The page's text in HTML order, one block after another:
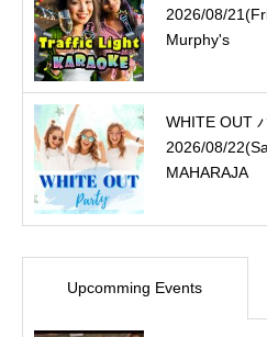
2026/08/
Murphy's
WHITE OUT
2026/08/
MAHARAJA
Upcomming Events